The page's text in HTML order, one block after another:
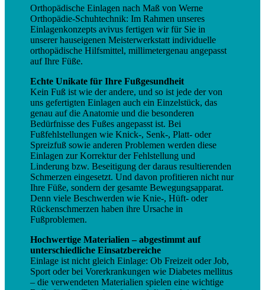
Orthopädische Einlagen nach Maß von Werne
Orthopädie-Schuhtechnik: Im Rahmen unseres
Einlagenkonzepts avivus fertigen wir für Sie in
unserer hauseigenen Meisterwerkstatt individuelle
orthopädische Hilfsmittel, millimetergenau angepasst
auf Ihre Füße.
Echte Unikate für Ihre Fußgesundheit
Kein Fuß ist wie der andere, und so ist jede der von
uns gefertigten Einlagen auch ein Einzelstück, das
genau auf die Anatomie und die besonderen
Bedürfnisse des Fußes angepasst ist. Bei
Fußfehlstellungen wie Knick-, Senk-, Platt- oder
Spreizfuß sowie anderen Problemen werden diese
Einlagen zur Korrektur der Fehlstellung und
Linderung bzw. Beseitigung der daraus resultierenden
Schmerzen eingesetzt. Und davon profitieren nicht nur
Ihre Füße, sondern der gesamte Bewegungsapparat.
Denn viele Beschwerden wie Knie-, Hüft- oder
Rückenschmerzen haben ihre Ursache in
Fußproblemen.
Hochwertige Materialien – abgestimmt auf
unterschiedliche Einsatzbereiche
Einlage ist nicht gleich Einlage: Ob Freizeit oder Job,
Sport oder bei Vorerkrankungen wie Diabetes mellitus
– die verwendeten Materialien spielen eine wichtige